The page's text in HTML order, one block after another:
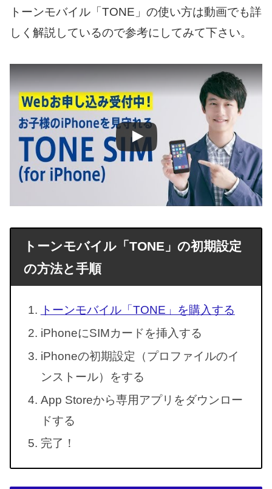
トーンモバイル「TONE」の使い方は動画でも詳
しく解説しているので参考にしてみて下さい。
トーンモバイル「TONE」の初期設定
の方法と手順
トーンモバイル「TONE」を購入する
iPhoneにSIMカードを挿入する
iPhoneの初期設定（プロファイルのイ
ンストール）をする
App Storeから専用アプリをダウンロー
ドする
完了！